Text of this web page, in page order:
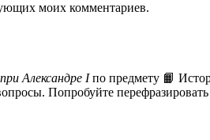
моих комментариев.
Александре Iпо предмету 📙
Попробуйте